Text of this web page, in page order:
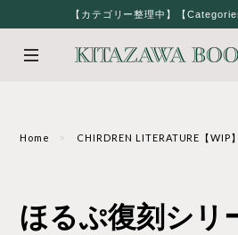
【カテゴリー整理中】【
Home CHIRDREN LITERATURE【WIP】
ほるぷ復刻シリ